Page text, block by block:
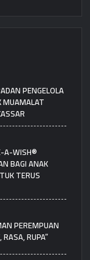
PENGELOLA
MUAMALAT
A-WISH®
BAGI ANAK
TERUS
PEREMPUAN
RUPA”